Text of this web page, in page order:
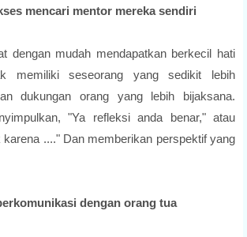
mencari mentor mereka sendiri
dengan mudah mendapatkan berkecil hati
memiliki seseorang yang sedikit lebih
dukungan orang yang lebih bijaksana.
"Ya refleksi anda benar," atau
...." Dan memberikan perspektif yang
dengan orang tua